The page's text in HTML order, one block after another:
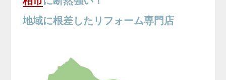
地域に根差したリフォーム専門店